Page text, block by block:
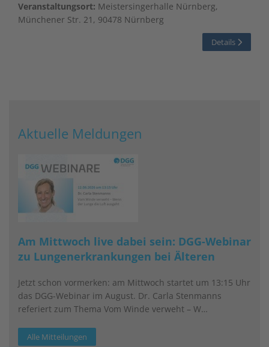
Veranstaltungsort: Meistersingerhalle Nürnberg,
Münchener Str. 21, 90478 Nürnberg
Details
Aktuelle Meldungen
Am Mittwoch live dabei sein: DGG-Webinar
zu Lungenerkrankungen bei Älteren
Jetzt schon vormerken: am Mittwoch startet um 13:15 Uhr
das DGG-Webinar im August. Dr. Carla Stenmanns
referiert zum Thema Vom Winde verweht – W…
Alle Mitteilungen